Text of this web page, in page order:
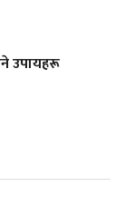
उपायहरू